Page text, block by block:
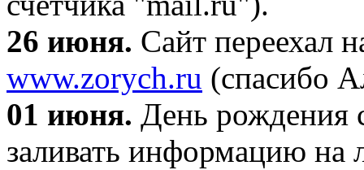
26 июня. Сайт переехал
www.zorych.ru (спасибо
01 июня. День рождения
заливать информацию на